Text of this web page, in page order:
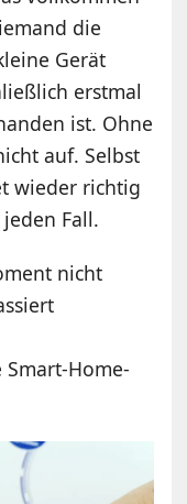
die
Gerät
erstmal
ist. Ohne
auf. Selbst
wieder richtig
Fall.
nicht
Home-